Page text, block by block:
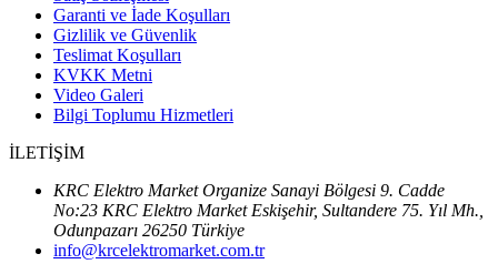
Garanti ve İade Koşulları
Gizlilik ve Güvenlik
Teslimat Koşulları
KVKK Metni
Video Galeri
Bilgi Toplumu Hizmetleri
İLETİŞİM
KRC Elektro Market Organize Sanayi Bölgesi 9. Cadde
No:23 KRC Elektro Market Eskişehir, Sultandere 75. Yıl Mh.,
Odunpazarı 26250 Türkiye
info@krcelektromarket.com.tr